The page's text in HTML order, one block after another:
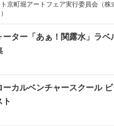
京町堀アートフェア実行委員会（株
ーター「あぁ！関露水」ラベ
ーカルベンチャースクール
ト